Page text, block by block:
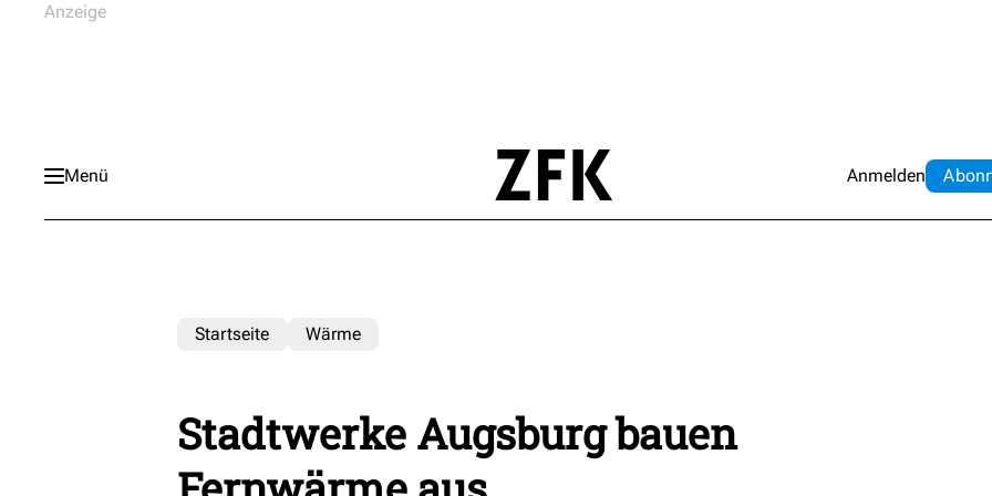
Menü Anmelden Abo
Startseite Wärme
Stadtwerke Augsburg bauen